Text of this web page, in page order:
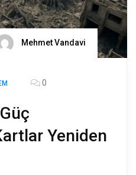
Mehmet Vandavi
0
Yeniden